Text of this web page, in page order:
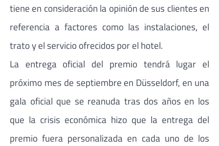
tiene en consideración la opinión de sus clientes en
referencia a factores como las instalaciones, el
trato y el servicio ofrecidos por el hotel.
La entrega oficial del premio tendrá lugar el
próximo mes de septiembre en Düsseldorf, en una
gala oficial que se reanuda tras dos años en los
que la crisis económica hizo que la entrega del
premio fuera personalizada en cada uno de los